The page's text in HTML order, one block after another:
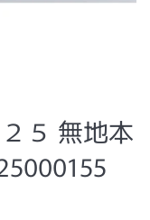
５ 無地本